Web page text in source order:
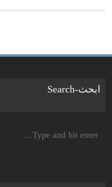
ابحث-Search
for: